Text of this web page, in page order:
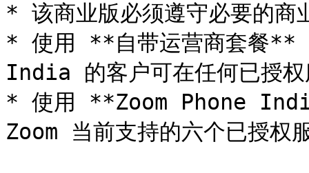
* 该商业版必须遵守必要的商
* 使用 **自带运营商套餐**
India 的客户可在任何已授权
* 使用 **Zoom Phone
Zoom 当前支持的六个已授权